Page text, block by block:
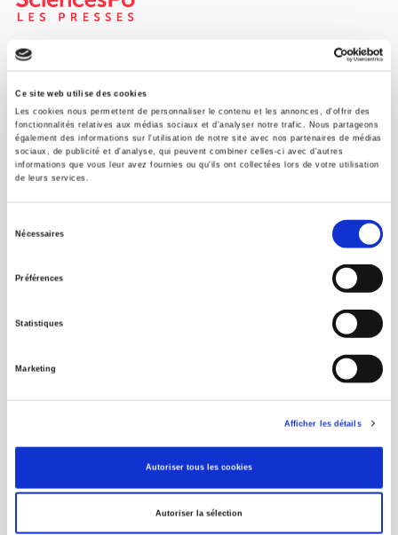
Ce site web utilise des cookies
Les cookies nous permettent de personnaliser le contenu et les annonces, d'offrir des
fonctionnalités relatives aux médias sociaux et d'analyser notre trafic. Nous partageons
également des informations sur l'utilisation de notre site avec nos partenaires de médias
sociaux, de publicité et d'analyse, qui peuvent combiner celles-ci avec d'autres
informations que vous leur avez fournies ou qu'ils ont collectées lors de votre utilisation
de leurs services.
Nécessaires
Préférences
Statistiques
Marketing
Afficher les détails
Autoriser tous les cookies
Autoriser la sélection
Maison d'édition dédiée aux sciences humaines et sociales, les
Presses de Sciences Po participent depuis leur création en 1976
à la transmission des savoirs et des idées
CONTACTS
FOREIGN RIGHTS
POUR LES LIBRAIRES
CONDITIONS GÉNÉRALES
À paraître
Revue française de science politique 76-2, avril-juin